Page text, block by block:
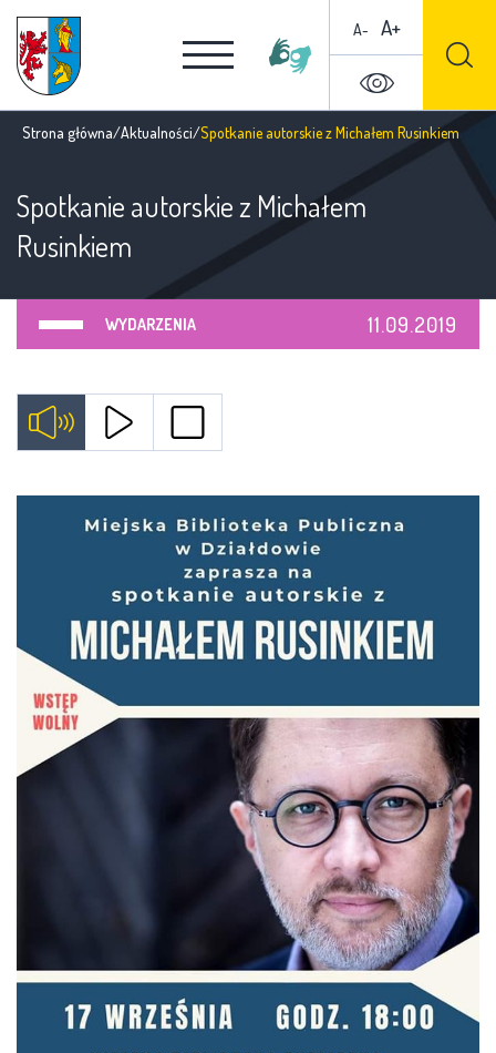
A- A+
Strona główna/Aktualności/Spotkanie autorskie z Michałem Rusinkiem
Spotkanie autorskie z Michałem
Rusinkiem
WYDARZENIA 11.09.2019